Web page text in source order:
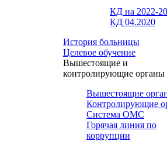
КД на 2022-
КД 04.2020
История больницы
Целевое обучение
Вышестоящие и
контролирующие органы
Вышестоящие
Контролирующие
Система ОМС
Горячая линия по
коррупции